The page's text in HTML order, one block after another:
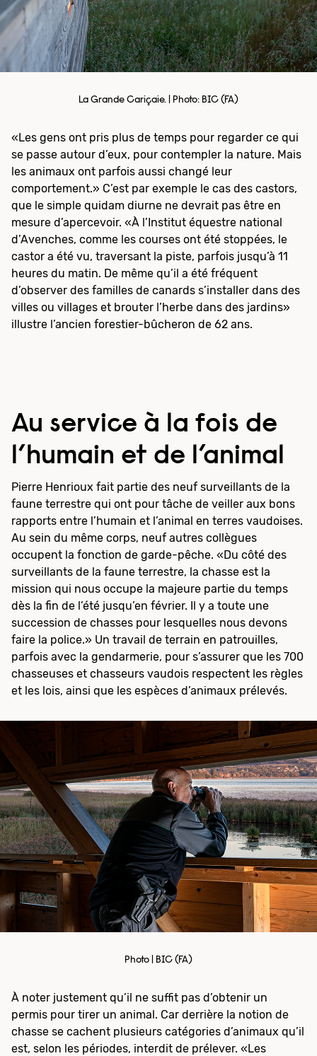
La Grande Cariçaie. | Photo: BIC (FA)
«Les gens ont pris plus de temps pour regarder ce qui
se passe autour d’eux, pour contempler la nature. Mais
les animaux ont parfois aussi changé leur
comportement.» C’est par exemple le cas des castors,
que le simple quidam diurne ne devrait pas être en
mesure d’apercevoir. «À l’Institut équestre national
d’Avenches, comme les courses ont été stoppées, le
castor a été vu, traversant la piste, parfois jusqu’à 11
heures du matin. De même qu’il a été fréquent
d’observer des familles de canards s’installer dans des
villes ou villages et brouter l’herbe dans des jardins»
illustre l’ancien forestier-bûcheron de 62 ans.
Photo | BIC (FA)
Au service à la fois de
l’humain et de l’animal
Pierre Henrioux fait partie des neuf surveillants de la
faune terrestre qui ont pour tâche de veiller aux bons
rapports entre l’humain et l’animal en terres vaudoises.
Au sein du même corps, neuf autres collègues
occupent la fonction de garde-pêche. «Du côté des
surveillants de la faune terrestre, la chasse est la
mission qui nous occupe la majeure partie du temps
dès la fin de l’été jusqu’en février. Il y a toute une
succession de chasses pour lesquelles nous devons
faire la police.» Un travail de terrain en patrouilles,
parfois avec la gendarmerie, pour s’assurer que les 700
chasseuses et chasseurs vaudois respectent les règles
et les lois, ainsi que les espèces d’animaux prélevés.
À noter justement qu’il ne suffit pas d’obtenir un
permis pour tirer un animal. Car derrière la notion de
chasse se cachent plusieurs catégories d’animaux qu’il
est, selon les périodes, interdit de prélever. «Les